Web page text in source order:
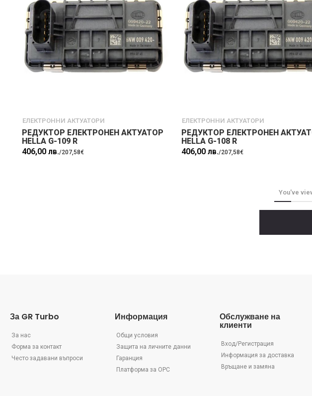
ЕЛЕКТРОННИ АКТУАТОРИ
РЕДУКТОР ЕЛЕКТРОНЕН АКТУАТОР
HELLA G-109 R
406,00 лв./207,58€
ЕЛЕКТРОННИ АКТУАТОРИ
РЕДУКТОР ЕЛЕКТРОНЕН
HELLA G-108 R
406,00 лв./207,58€
You've
За GR Turbo
За нас
Форма за контакт
Често задавани въпроси
Информация
Общи условия
Защита на личните данни
Гаранция
Платформа за ОРС
Обслужване на
клиенти
Вход/Регистрация
Информация за доставка
Връщане и замяна